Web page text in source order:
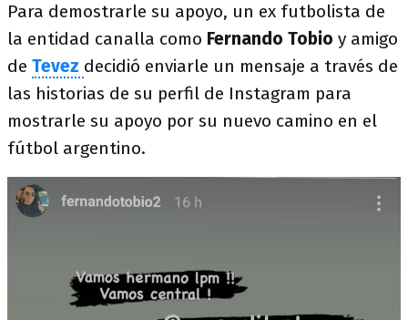
Para demostrarle su apoyo, un ex futbolista de
la entidad canalla como Fernando Tobio y amigo
de Tevez decidió enviarle un mensaje a través de
las historias de su perfil de Instagram para
mostrarle su apoyo por su nuevo camino en el
fútbol argentino.